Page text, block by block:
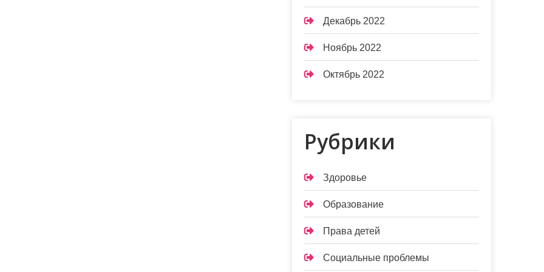
Декабрь 2022
Ноябрь 2022
Октябрь 2022
Рубрики
Здоровье
Образование
Права детей
Социальные проблемы